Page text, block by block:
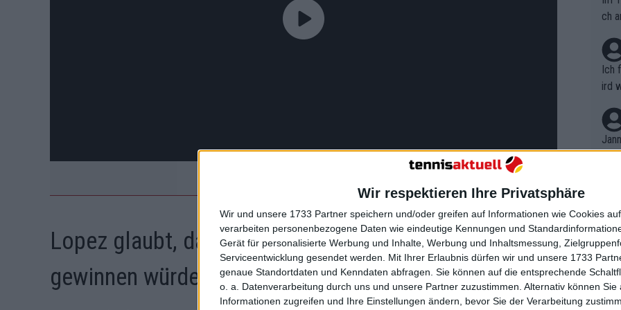
Wir respektieren Ihre Privatsphäre
Wir und unsere 1733 Partner speichern und/oder greifen auf Informationen wie Cookies
verarbeiten personenbezogene Daten wie eindeutige Kennungen und
Gerät für personalisierte Werbung und Inhalte, Werbung und Inhaltsmessung,
Serviceentwicklung gesendet werden. Mit Ihrer Erlaubnis dürfen wir und unsere 1733
genaue Standortdaten und Kenndaten abfragen. Sie können auf die entsprechende
o. a. Datenverarbeitung durch uns und unsere Partner zuzustimmen. Alternativ können Sie
Informationen zugreifen und Ihre Einstellungen ändern, bevor Sie der Verarbeitung
Lopez glaubt, dass ein erstklassiger Nadal jedes Mal
gewinnen würde
ch
Ich
ird
r in
em
t,
B.
on
n
nt.